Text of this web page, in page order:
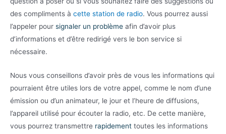
des compliments à cette station de radio. Vous pourrez aussi
l’appeler pour signaler un problème afin d’avoir plus
d’informations et d’être redirigé vers le bon service si
nécessaire.
Nous vous conseillons d’avoir près de vous les informations qui
pourraient être utiles lors de votre appel, comme le nom d’une
émission ou d’un animateur, le jour et l’heure de diffusions,
l’appareil utilisé pour écouter la radio, etc. De cette manière,
vous pourrez transmettre rapidement toutes les informations